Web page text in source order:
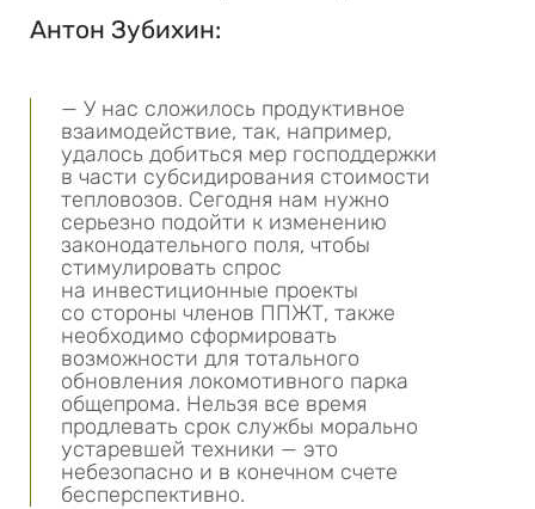
Антон Зубихин:
— У нас сложилось продуктивное
взаимодействие, так, например,
удалось добиться мер господдержки
в части субсидирования стоимости
тепловозов. Сегодня нам нужно
серьезно подойти к изменению
законодательного поля, чтобы
стимулировать спрос
на инвестиционные проекты
со стороны членов ППЖТ, также
необходимо сформировать
возможности для тотального
обновления локомотивного парка
общепрома. Нельзя все время
продлевать срок службы морально
устаревшей техники — это
небезопасно и в конечном счете
бесперспективно.